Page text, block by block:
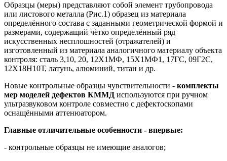
Образцы (меры) представляют собой элемент трубопровода
или листового металла (Рис.1) образец из материала
определённого состава с заданными геометрической формой и
размерами, содержащий чётко определённый ряд
искусственных несплошностей (отражателей) и
изготовленный из материала аналогичного материалу объекта
контроля: сталь 3,10, 20, 12Х1МФ, 15Х1МФ1, 17ГС, 09Г2С,
12Х18Н10Т, латунь, алюминий, титан и др.
Новые контрольные образцы чувствительности - комплекты
мер моделей дефектов КММД используются при ручном
ультразвуковом контроле совместно с дефектоскопами
оснащёнными аттенюатором.
Главные отличительные особенности - впервые:
- контрольные образцы не имеющие аналогов;